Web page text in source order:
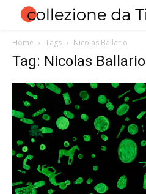
Home Tags Nicolas Ballario
Tag: Nicolas Ballario